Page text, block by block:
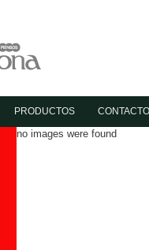
PRODUCTOS
no images were found